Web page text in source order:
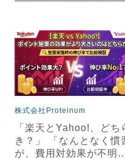
株式会社Proteinum
「楽天とYahoo!、ど
き？」 「なんとなく慣
が、費用対効果が不明